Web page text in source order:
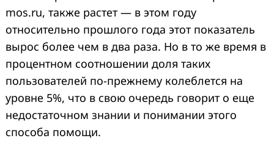
mos.ru, также растет — в этом году
относительно прошлого года этот показатель
вырос более чем в два раза. Но в то же время в
процентном соотношении доля таких
пользователей по-прежнему колеблется на
уровне 5%, что в свою очередь говорит о еще
недостаточном знании и понимании этого
способа помощи.